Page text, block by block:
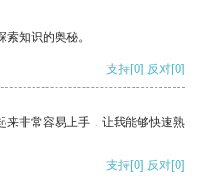
知识的奥秘。
支持[0] 反对[0]
来非常容易上手，让我能够快速熟
支持[0] 反对[0]